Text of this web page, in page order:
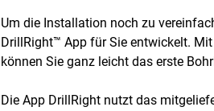
Um die Installation noch zu
DrillRight™ App für Sie entwickelt.
können Sie ganz leicht das erste
Die App DrillRight nutzt das